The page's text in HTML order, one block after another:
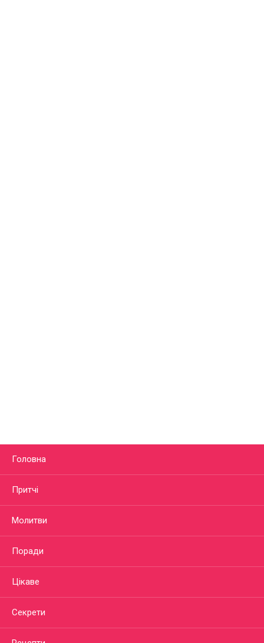
Головна
Притчі
Молитви
Поради
Цікаве
Секрети